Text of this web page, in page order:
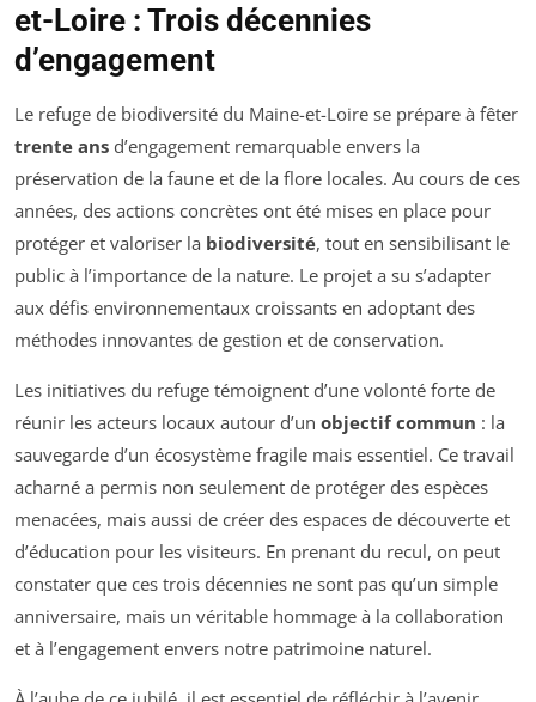
et-Loire : Trois décennies
d’engagement
Le refuge de biodiversité du Maine-et-Loire se prépare à fêter
trente ans d’engagement remarquable envers la
préservation de la faune et de la flore locales. Au cours de ces
années, des actions concrètes ont été mises en place pour
protéger et valoriser la biodiversité, tout en sensibilisant le
public à l’importance de la nature. Le projet a su s’adapter
aux défis environnementaux croissants en adoptant des
méthodes innovantes de gestion et de conservation.
Les initiatives du refuge témoignent d’une volonté forte de
réunir les acteurs locaux autour d’un objectif commun : la
sauvegarde d’un écosystème fragile mais essentiel. Ce travail
acharné a permis non seulement de protéger des espèces
menacées, mais aussi de créer des espaces de découverte et
d’éducation pour les visiteurs. En prenant du recul, on peut
constater que ces trois décennies ne sont pas qu’un simple
anniversaire, mais un véritable hommage à la collaboration
et à l’engagement envers notre patrimoine naturel.